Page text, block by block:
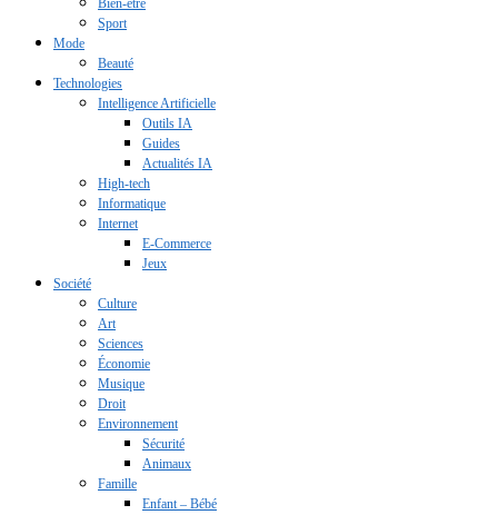
Bien-être
Sport
Mode
Beauté
Technologies
Intelligence Artificielle
Outils IA
Guides
Actualités IA
High-tech
Informatique
Internet
E-Commerce
Jeux
Société
Culture
Art
Sciences
Économie
Musique
Droit
Environnement
Sécurité
Animaux
Famille
Enfant – Bébé